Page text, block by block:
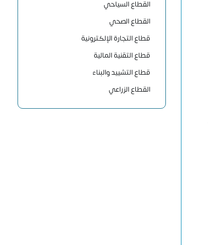
القطاع السياحي
القطاع الصحي
قطاع التجارة الإلكترونية
قطاع التقنية المالية
قطاع التشييد والبناء
القطاع الزراعي